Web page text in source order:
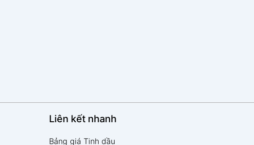
Liên kết nhanh
Bảng giá Tinh dầu